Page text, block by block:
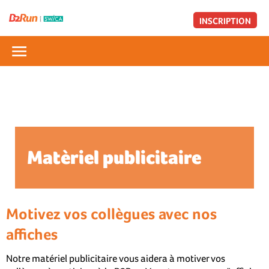
INSCRIPTION
Matèriel publicitaire
Motivez vos collègues avec nos
affiches
Notre matériel publicitaire vous aidera à motiver vos